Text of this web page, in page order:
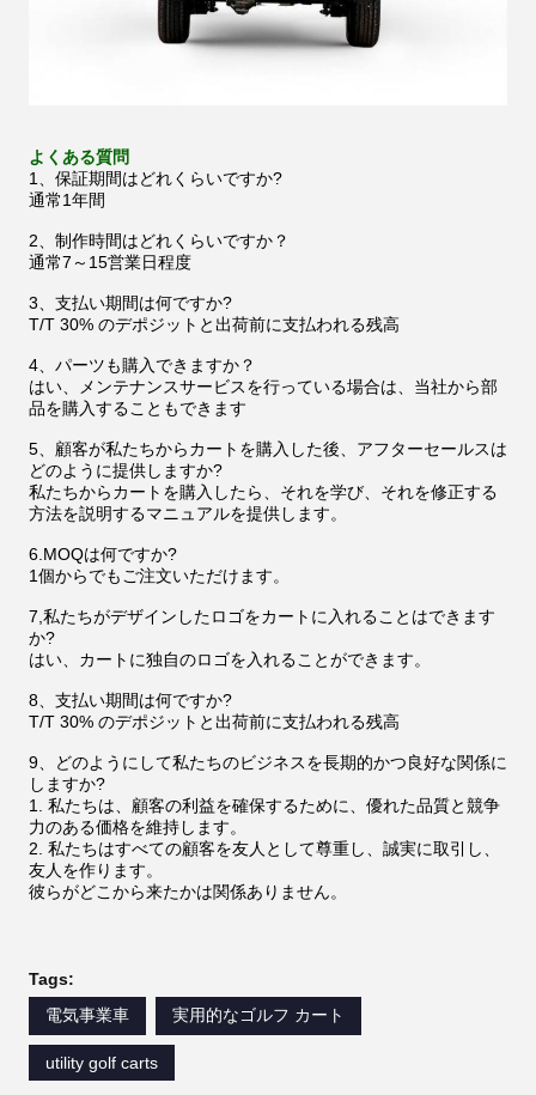
よくある質問
1、保証期間はどれくらいですか?
通常1年間
2、制作時間はどれくらいですか？
通常7～15営業日程度
3、支払い期間は何ですか?
T/T 30% のデポジットと出荷前に支払われる残高
4、パーツも購入できますか？
はい、メンテナンスサービスを行っている場合は、当社から部
品を購入することもできます
5、顧客が私たちからカートを購入した後、アフターセールスは
どのように提供しますか?
私たちからカートを購入したら、それを学び、それを修正する
方法を説明するマニュアルを提供します。
6.MOQは何ですか?
1個からでもご注文いただけます。
7,私たちがデザインしたロゴをカートに入れることはできます
か?
はい、カートに独自のロゴを入れることができます。
8、支払い期間は何ですか?
T/T 30% のデポジットと出荷前に支払われる残高
9、どのようにして私たちのビジネスを長期的かつ良好な関係に
しますか?
1. 私たちは、顧客の利益を確保するために、優れた品質と競争
力のある価格を維持します。
2. 私たちはすべての顧客を友人として尊重し、誠実に取引し、
友人を作ります。
彼らがどこから来たかは関係ありません。
Tags:
電気事業車
実用的なゴルフ カート
utility golf carts